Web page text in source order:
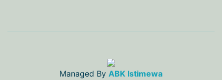
Managed By ABK Istimewa